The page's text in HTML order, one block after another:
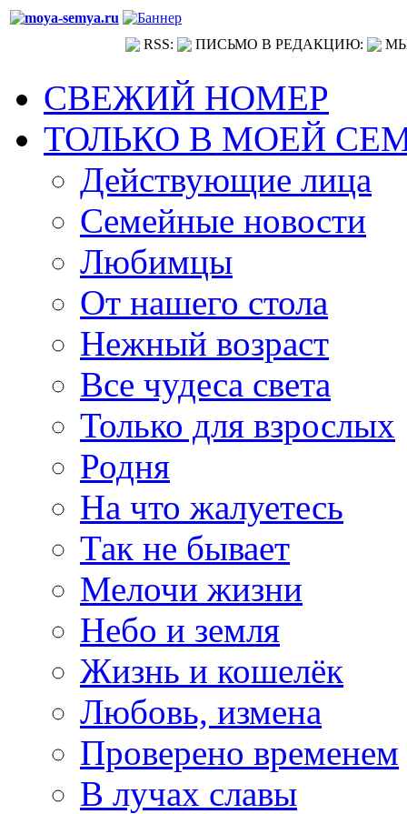
RSS: ПИСЬМО В РЕДАКЦИЮ:
СВЕЖИЙ НОМЕР
ТОЛЬКО В МОЕЙ
Действующие лица
Семейные новости
Любимцы
От нашего стола
Нежный возраст
Все чудеса света
Только для взрослых
Родня
На что жалуетесь
Так не бывает
Мелочи жизни
Небо и земля
Жизнь и кошелёк
Любовь, измена
Проверено временем
В лучах славы